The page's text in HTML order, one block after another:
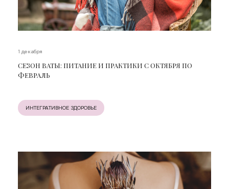
1 декабря
СЕЗОН ВАТЫ: ПИТАНИЕ И ПРАКТИКИ С ОКТЯБРЯ ПО
ФЕВРАЛЬ
ИНТЕГРАТИВНОЕ ЗДОРОВЬЕ